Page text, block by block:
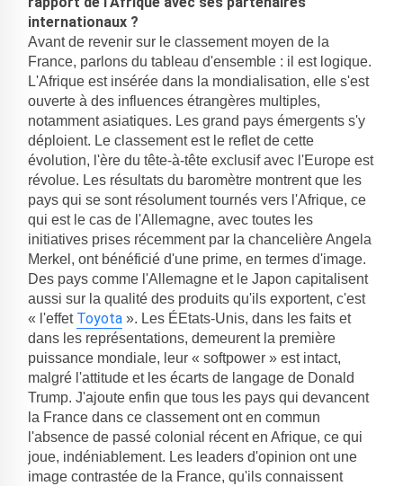
internationaux ?
Avant de revenir sur le classement moyen de la
France, parlons du tableau d'ensemble : il est logique.
L'Afrique est insérée dans la mondialisation, elle s'est
ouverte à des influences étrangères multiples,
notamment asiatiques. Les grand pays émergents s'y
déploient. Le classement est le reflet de cette
évolution, l'ère du tête-à-tête exclusif avec l'Europe est
révolue. Les résultats du baromètre montrent que les
pays qui se sont résolument tournés vers l'Afrique, ce
qui est le cas de l'Allemagne, avec toutes les
initiatives prises récemment par la chancelière Angela
Merkel, ont bénéficié d'une prime, en termes d'image.
Des pays comme l'Allemagne et le Japon capitalisent
aussi sur la qualité des produits qu'ils exportent, c'est
« l'effet Toyota». Les ÉEtats-Unis, dans les faits et
dans les représentations, demeurent la première
puissance mondiale, leur « softpower » est intact,
malgré l'attitude et les écarts de langage de Donald
Trump. J'ajoute enfin que tous les pays qui devancent
la France dans ce classement ont en commun
l'absence de passé colonial récent en Afrique, ce qui
joue, indéniablement. Les leaders d'opinion ont une
image contrastée de la France, qu'ils connaissent